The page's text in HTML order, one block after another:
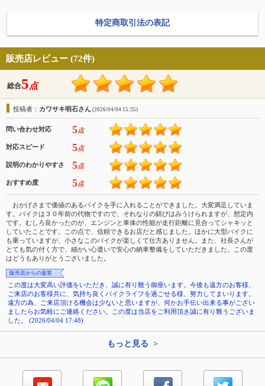
特定商取引法の表記
販売店レビュー (72件)
総合5点
投稿者： カワサキ明石さん (2026/04/04 15:35)
問い合わせ対応 5点
対応スピード 5点
説明のわかりやすさ 5点
おすすめ度 5点
おかげさまで価値のあるバイクを手に入れることができました。大変満足していま
す。バイクは３０年前の代物ですので、それなりの錆びはみうけられますが、想定内
です。むしろ良かったのが、エンジンと車体の性能が走行距離に見合ってシャキッと
していたことです。この点で、信頼できるお店だと感じました。ほかに大型バイクに
も乗っていますが、小さなこのバイクが楽しくて仕方ありません。また、社長さんが
とても気の付く方で、細かい心遣いで安心の納車整備をしていただきました。この度
はどうもありがとうございました。
販売店からの返答
この度は大変高い評価をいただき、誠に有り難う御座います。今後も遠方のお客様、
ご来店のお客様共に、気持ち良くバイクライフを過ごせる様、努力してまいります。
遠方の為、ご来店頂ける機会は少ないと思いますが、何かお手伝い出来る事がござい
ましたらお気軽にご連絡ください。この度は当店をご利用頂き誠に有り難うございま
した。 (2026/04/04 17:48)
もっと見る >